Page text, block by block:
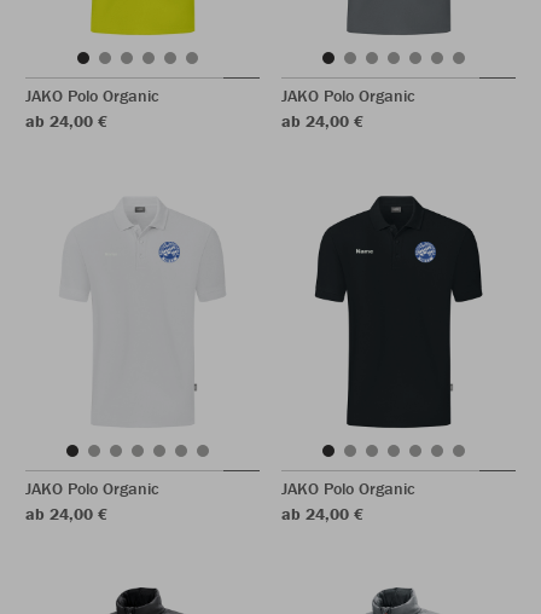
JAKO Polo Organic
ab 24,00 €
JAKO Polo Organic
ab 24,00 €
JAKO Polo Organic
ab 24,00 €
JAKO Polo Organic
ab 24,00 €